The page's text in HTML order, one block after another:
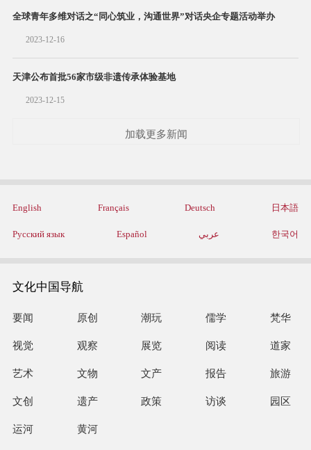
全球青年多维对话之“同心筑业，沟通世界”对话央企专题活动举办
2023-12-16
天津公布首批56家市级非遗传承体验基地
2023-12-15
加载更多新闻
English Français Deutsch 日本語
Русский язык Español عربي 한국어
文化中国导航
要闻 原创 潮玩 儒学 梵华
视觉 观察 展览 阅读 道家
艺术 文物 文产 报告 旅游
文创 遗产 政策 访谈 园区
运河 黄河